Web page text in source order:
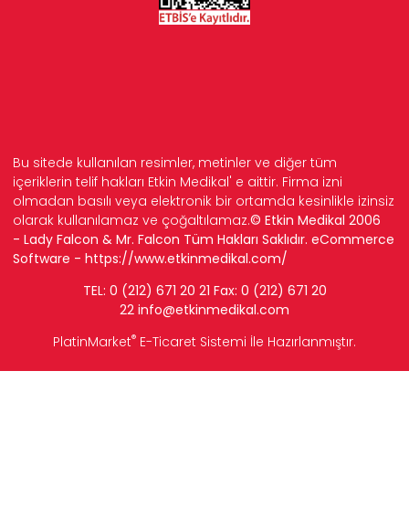
Bu sitede kullanılan resimler, metinler ve diğer tüm
içeriklerin telif hakları Etkin Medikal' e aittir. Firma izni
olmadan basılı veya elektronik bir ortamda kesinlikle izinsiz
olarak kullanılamaz ve çoğaltılamaz.© Etkin Medikal 2006
- Lady Falcon & Mr. Falcon Tüm Hakları Saklıdır. eCommerce
Software - https://www.etkinmedikal.com/
TEL: 0 (212) 671 20 21 Fax: 0 (212) 671 20
22 info@etkinmedikal.com
PlatinMarket® E-Ticaret Sistemi İle Hazırlanmıştır.